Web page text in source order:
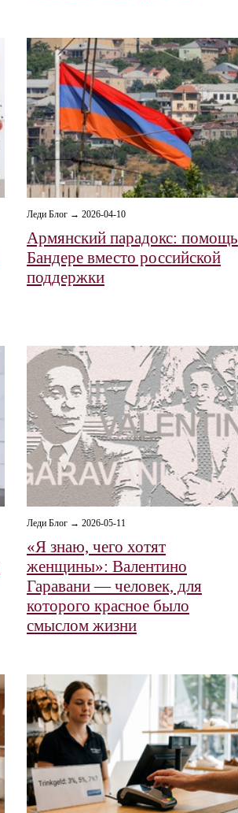
Леди Блог → 2026-04-10
Армянский парадокс: помощь
Бандере вместо российской
поддержки
Леди Блог → 2026-05-11
«Я знаю, чего хотят
женщины»: Валентино
Гаравани — человек, для
которого красное было
смыслом жизни